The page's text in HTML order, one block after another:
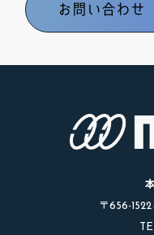
お問い合わせ
〒656-